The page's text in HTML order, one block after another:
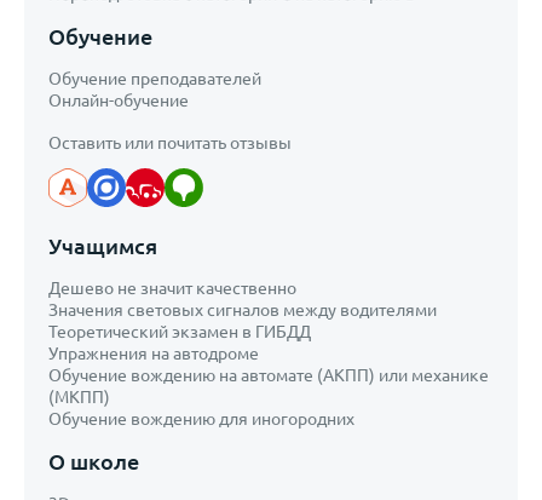
Обучение
Обучение преподавателей
Онлайн-обучение
Оставить или почитать отзывы
Учащимся
Дешево не значит качественно
Значения световых сигналов между водителями
Теоретический экзамен в ГИБДД
Упражнения на автодроме
Обучение вождению на автомате (АКПП) или механике
(МКПП)
Обучение вождению для иногородних
О школе